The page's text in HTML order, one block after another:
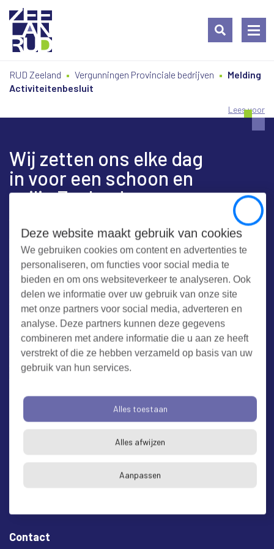
Close
Deze website maakt gebruik van cookies
We gebruiken cookies om content en advertenties te
personaliseren, om functies voor social media te
bieden en om ons websiteverkeer te analyseren. Ook
delen we informatie over uw gebruik van onze site
met onze partners voor social media, adverteren en
analyse. Deze partners kunnen deze gegevens
combineren met andere informatie die u aan ze heeft
verstrekt of die ze hebben verzameld op basis van uw
gebruik van hun services.
Alles toestaan
Alles afwijzen
Aanpassen
naar
naarRUD Zeeland Vergunningen Provinciale bedrijven
Melding
Activiteitenbesluit
Lees voor
Wij zetten ons elke dag
in voor een schoon en
veilig Zeeland
Contact
Werken bij RUD Zeeland
Milieuklacht melden
Algemene voorwaarden
Toegankelijkheid
Bezoekadres en postadres
* op afspraak
RUD Zeeland
Buitenruststraat 6
Contact